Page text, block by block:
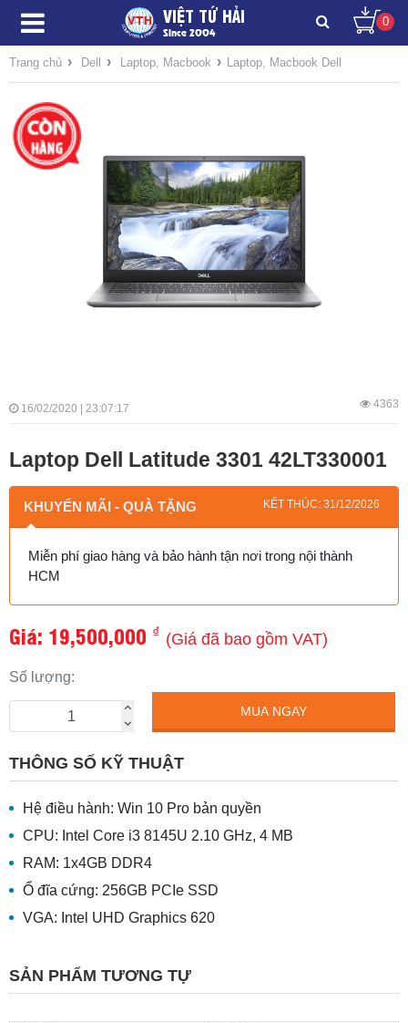
VIỆT TỨ HẢI
Since 2004
0
Trang chủ › Dell › Laptop, Macbook › Laptop, Macbook Dell
16/02/2020 | 23:07:17 4363
Laptop Dell Latitude 3301 42LT330001
KHUYẾN MÃI - QUÀ TẶNG KẾT THÚC: 31/12/2026
Miễn phí giao hàng và bảo hành tận nơi trong nội thành
HCM
Giá: 19,500,000 ₫ (Giá đã bao gồm VAT)
Số lượng:
MUA NGAY
THÔNG SỐ KỸ THUẬT
Hệ điều hành: Win 10 Pro bản quyền
CPU: Intel Core i3 8145U 2.10 GHz, 4 MB
RAM: 1x4GB DDR4
Ổ đĩa cứng: 256GB PCIe SSD
VGA: Intel UHD Graphics 620
SẢN PHẨM TƯƠNG TỰ